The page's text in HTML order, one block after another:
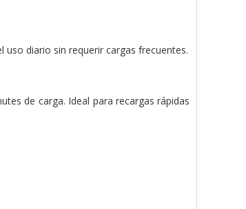
diario sin requerir cargas frecuentes.
de carga. Ideal para recargas rápidas